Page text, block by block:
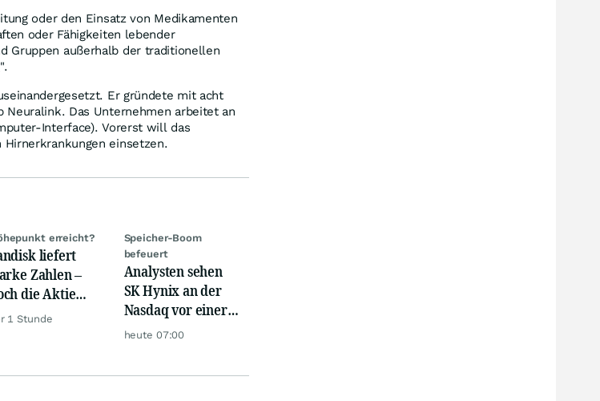
oder den Einsatz von Medikamenten
oder Fähigkeiten lebender
Gruppen außerhalb der traditionellen
Er gründete mit acht
Das Unternehmen arbeitet an
Interface). Vorerst will das
Hirnerkrankungen einsetzen.
erreicht?
liefert
Zahlen –
die Aktie
eine
1 Stunde
Speicher-Boom
befeuert
Analysten sehen
SK Hynix an der
Nasdaq vor einer
Verdopplung
heute 07:00